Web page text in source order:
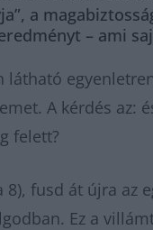
a
– ami
A kérdés az:
felett?
fusd át újra az
Ez a